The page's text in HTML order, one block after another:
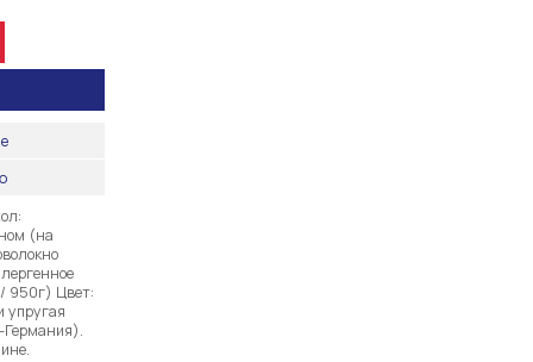
(на
950г) Цвет:
упругая
Германия).